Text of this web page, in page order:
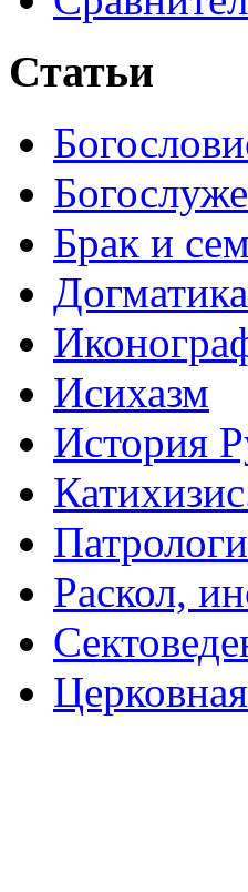
Статьи
Брак и
Догматика
Исихазм
История
Раскол,